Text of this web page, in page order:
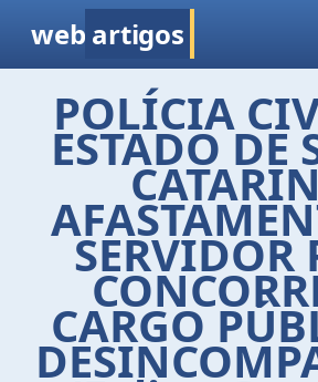
web artigos
POLÍCIA
ESTADO DE
SERVIDOR
CARGO